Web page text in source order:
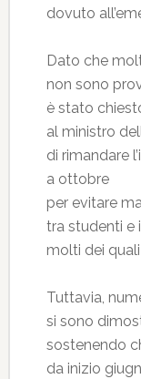
dovuto
Dato che
non sono
è stato
al ministro
di rimandare
a ottobre
per evitare
tra studenti e
molti dei
Tuttavia,
si sono
sostenendo
da inizio